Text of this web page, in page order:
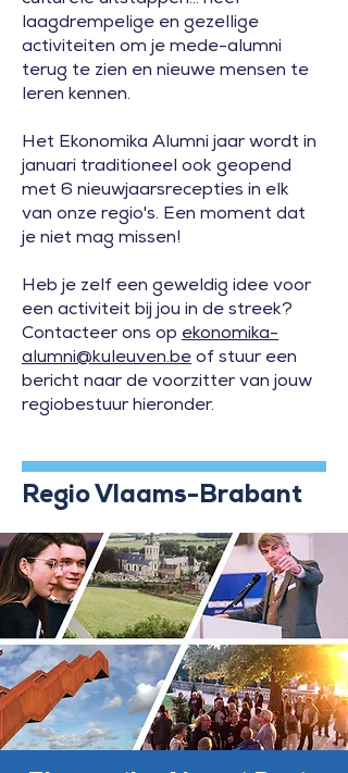
laagdrempelige en gezellige
activiteiten om je mede-alumni
terug te zien en nieuwe mensen te
leren kennen.
Het Ekonomika Alumni jaar wordt in
januari traditioneel ook geopend
met 6 nieuwjaarsrecepties in elk
van onze regio's. Een moment dat
je niet mag missen!
Heb je zelf een geweldig idee voor
een activiteit bij jou in de streek?
Contacteer ons op ekonomika-
alumni@kuleuven.be of stuur een
bericht naar de voorzitter van jouw
regiobestuur hieronder.
Regio Vlaams-Brabant